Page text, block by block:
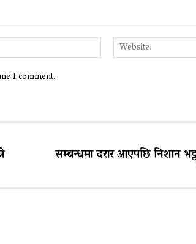
Email:*
I comment.
सम्बन्धमा दरार आएपछि निशान